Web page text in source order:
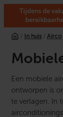
Tijdens de
naar
inhoud
/ In huis / Airco
Een mobiele
ontworpen is
te verlagen. In